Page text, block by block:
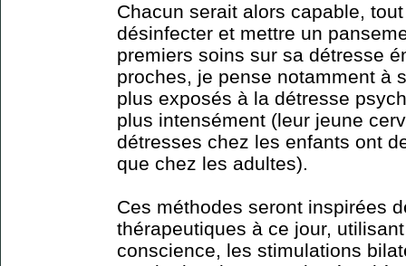
Chacun serait alors capable,
désinfecter et mettre un
premiers soins sur sa détresse
proches, je pense notamment à
plus exposés à la détresse
plus intensément (leur jeune
détresses chez les enfants ont
que chez les adultes).
Ces méthodes seront inspirées
thérapeutiques à ce jour,
conscience, les stimulations